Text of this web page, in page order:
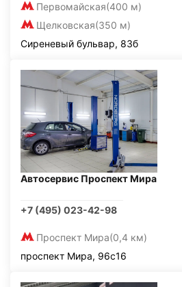
Первомайская(400 м)
Щелковская(350 м)
Сиреневый бульвар, 83б
Автосервис Проспект Мира
+7 (495) 023-42-98
Проспект Мира(0,4 км)
проспект Мира, 96с16